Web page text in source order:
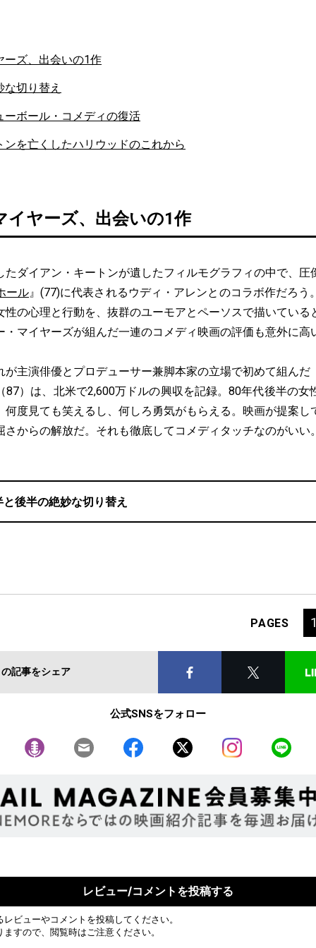
ーズ、出会いの1作
切り替え
ーボール・コメディの復活
ンを亡くしたハリウッドのこれから
イヤーズ、出会いの1作
ダイアン・キートンが遺したフィルモグラフィの中で、圧
ール』(77)に代表されるウディ・アレンとのコラボ作だろう
性の心理と行動を、抜群のユーモアとペーソスで描いている
・マイヤーズが組んだ一連のコメディ映画の評価も意外に高
主演俳優とプロデューサー兼脚本家の立場で初めて組んだ
87）は、北米で2,600万ドルの興収を記録。80年代後半の女
何度見ても笑えるし、何しろ勇気がもらえる。映画が提案し
さからの解放だ。それも徹底してコメディタッチなのがいい
と後半の絶妙な切り替え
PAGES
記事をシェア
公式SNSをフォロー
レビュー/コメントを投稿する
ビューやコメントを投稿してください。
すので、閲覧時はご注意ください。